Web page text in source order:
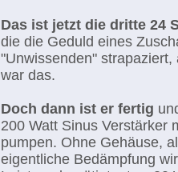
Das ist jetzt die dritte 24
die die Geduld eines
"Unwissenden"
war das.
Doch dann ist er fertig
200 Watt Sinus Verstärker
pumpen. Ohne Gehäuse,
eigentliche Bedämpfung